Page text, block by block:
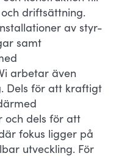
driftsättning.
av styr-
samt
arbetar även
Dels för att kraftigt
och dels för att
fokus ligger på
utveckling. För